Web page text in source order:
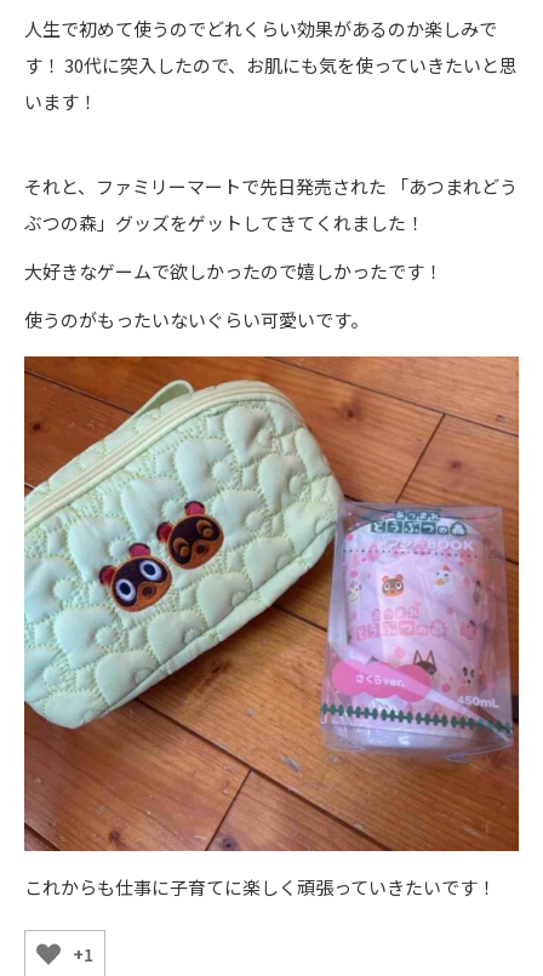
人生で初めて使うのでどれくらい効果があるのか楽しみで
す！ 30代に突入したので、お肌にも気を使っていきたいと思
います！
それと、ファミリーマートで先日発売された 「あつまれどう
ぶつの森」グッズをゲットしてきてくれました！
大好きなゲームで欲しかったので嬉しかったです！
使うのがもったいないぐらい可愛いです。
これからも仕事に子育てに楽しく頑張っていきたいです！
+1